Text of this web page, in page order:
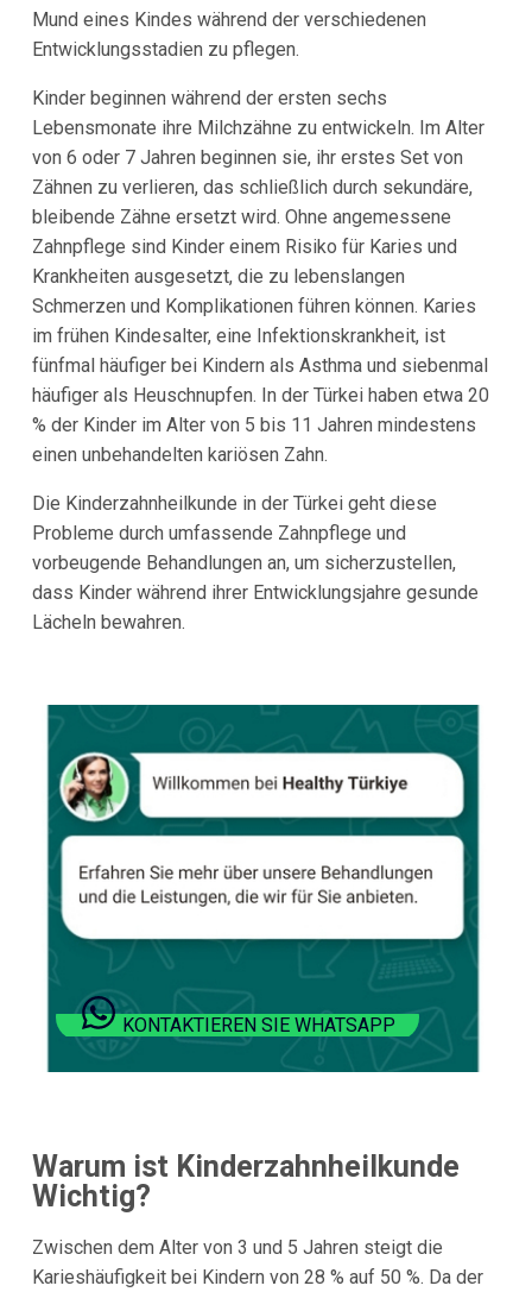
Mund eines Kindes während der verschiedenen
Entwicklungsstadien zu pflegen.
Kinder beginnen während der ersten sechs
Lebensmonate ihre Milchzähne zu entwickeln. Im Alter
von 6 oder 7 Jahren beginnen sie, ihr erstes Set von
Zähnen zu verlieren, das schließlich durch sekundäre,
bleibende Zähne ersetzt wird. Ohne angemessene
Zahnpflege sind Kinder einem Risiko für Karies und
Krankheiten ausgesetzt, die zu lebenslangen
Schmerzen und Komplikationen führen können. Karies
im frühen Kindesalter, eine Infektionskrankheit, ist
fünfmal häufiger bei Kindern als Asthma und siebenmal
häufiger als Heuschnupfen. In der Türkei haben etwa 20
% der Kinder im Alter von 5 bis 11 Jahren mindestens
einen unbehandelten kariösen Zahn.
Die Kinderzahnheilkunde in der Türkei geht diese
Probleme durch umfassende Zahnpflege und
vorbeugende Behandlungen an, um sicherzustellen,
dass Kinder während ihrer Entwicklungsjahre gesunde
Lächeln bewahren.
KONTAKTIEREN SIE WHATSAPP
Warum ist Kinderzahnheilkunde
Wichtig?
Zwischen dem Alter von 3 und 5 Jahren steigt die
Karieshäufigkeit bei Kindern von 28 % auf 50 %. Da der